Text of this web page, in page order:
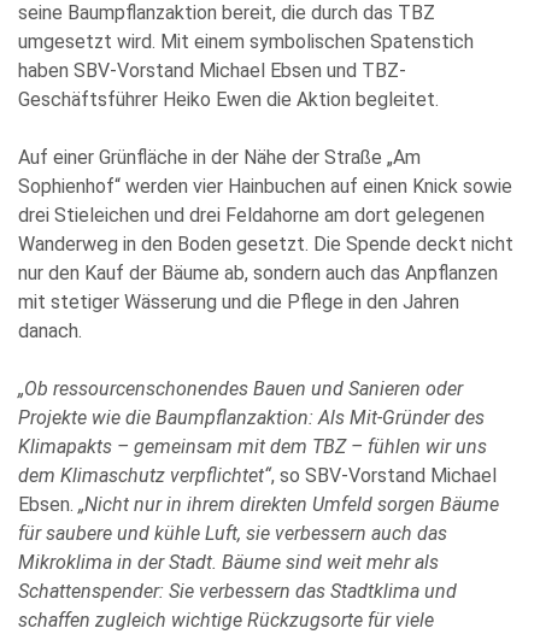
seine Baumpflanzaktion bereit, die durch das TBZ
umgesetzt wird. Mit einem symbolischen Spatenstich
haben SBV-Vorstand Michael Ebsen und TBZ-
Geschäftsführer Heiko Ewen die Aktion begleitet.
Auf einer Grünfläche in der Nähe der Straße „Am
Sophienhof“ werden vier Hainbuchen auf einen Knick sowie
drei Stieleichen und drei Feldahorne am dort gelegenen
Wanderweg in den Boden gesetzt. Die Spende deckt nicht
nur den Kauf der Bäume ab, sondern auch das Anpflanzen
mit stetiger Wässerung und die Pflege in den Jahren
danach.
„Ob ressourcenschonendes Bauen und Sanieren oder
Projekte wie die Baumpflanzaktion: Als Mit-Gründer des
Klimapakts – gemeinsam mit dem TBZ – fühlen wir uns
dem Klimaschutz verpflichtet“, so SBV-Vorstand Michael
Ebsen. „Nicht nur in ihrem direkten Umfeld sorgen Bäume
für saubere und kühle Luft, sie verbessern auch das
Mikroklima in der Stadt. Bäume sind weit mehr als
Schattenspender: Sie verbessern das Stadtklima und
schaffen zugleich wichtige Rückzugsorte für viele